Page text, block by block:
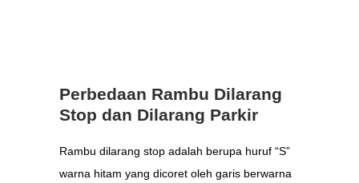
Perbedaan Rambu Dilarang
Stop dan Dilarang Parkir
Rambu dilarang stop adalah berupa huruf “S”
warna hitam yang dicoret oleh garis berwarna